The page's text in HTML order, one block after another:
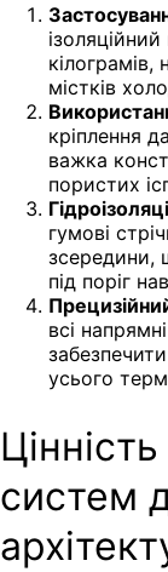
містків
кріплення
важка
пористих
гумові
зсередини,
під поріг
всі
усього
систем